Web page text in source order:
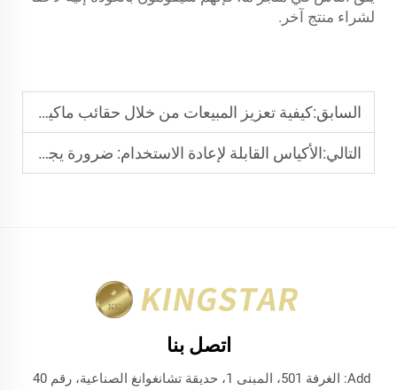
لشراء منتج آخر.
السابق:كيفية تعزيز المبيعات من خلال حقائب ماكياج مخصصة للعلامات التجارية الجمالية
التالي:الأكياس القابلة لإعادة الاستخدام: ضرورة يجب توفرها لدى تجار التجزئة المهتمين بالبيئة
اتصل بنا
Add: الغرفة 501، المبنى 1، حديقة تشانغوانغ الصناعية، رقم 40